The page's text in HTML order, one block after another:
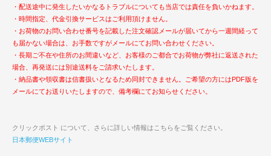
・配送途中に発生したいかなるトラブルについても当店では責任を負いかねます。
・時間指定、代金引換サービスはご利用頂けません。
・お荷物のお問い合わせ番号を記載した注文確認メールが届いてから一週間経って
も届かない場合は、お手数ですがメールにてお問い合わせください。
・長期ご不在や住所のお間違いなど、お客様のご都合でお荷物が弊社に返送された
場合、再発送には別途送料をご請求いたします。
・納品書や領収書は信書扱いとなるため同封できません。ご希望の方にはPDF版を
メールにてお送りいたしますので、備考欄にてお知らせください。
クリックポスト について、さらに詳しい情報はこちらをご覧ください。
日本郵便WEBサイト